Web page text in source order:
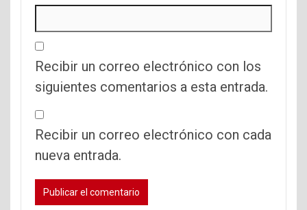
Recibir un correo electrónico con los
siguientes comentarios a esta entrada.
Recibir un correo electrónico con cada
nueva entrada.